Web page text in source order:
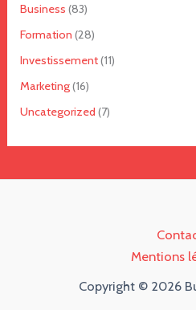
Business (83)
Formation (28)
Investissement(11)
Marketing(16)
Uncategorized (7)
Mentions
Copyright © 2026